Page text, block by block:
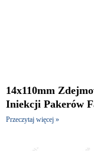
14x110mm
Iniekcji Pakerów
Przeczytaj więcej »